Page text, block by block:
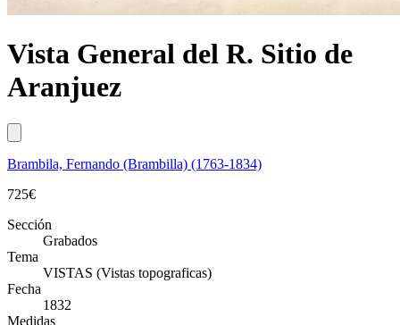
Vista General del R. Sitio de
Aranjuez
Brambila, Fernando (Brambilla) (1763-1834)
725€
Sección
Grabados
Tema
VISTAS (Vistas topograficas)
Fecha
1832
Medidas